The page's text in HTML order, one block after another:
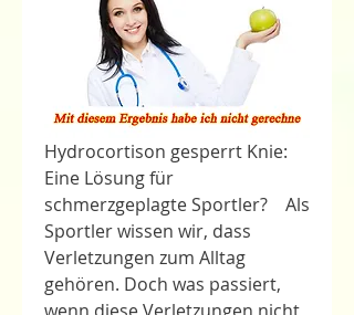
Hydrocortison gesperrt Knie:
Eine Lösung für
schmerzgeplagte Sportler?    Als
Sportler wissen wir, dass
Verletzungen zum Alltag
gehören. Doch was passiert,